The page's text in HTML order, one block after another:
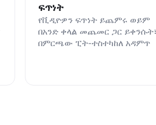
ፍጥነት
የቪዲዮዎን ፍጥነት ይጨምሩ ወይም
በአንድ ቀላል መጨመር ጋር
በምርጫው ፒት-ተስተካከለ አዳምጥ